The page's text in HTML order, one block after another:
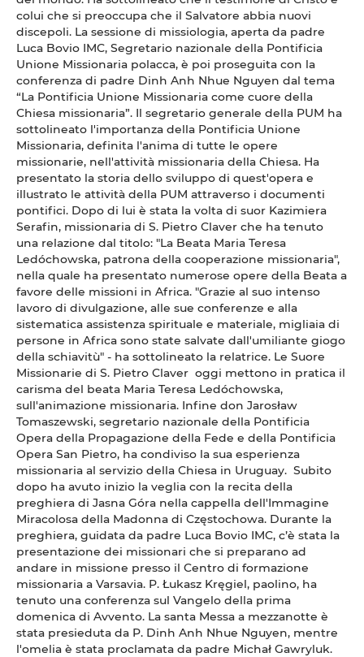
colui che si preoccupa che il Salvatore abbia nuovi
discepoli. La sessione di missiologia, aperta da padre
Luca Bovio IMC, Segretario nazionale della Pontificia
Unione Missionaria polacca, è poi proseguita con la
conferenza di padre Dinh Anh Nhue Nguyen dal tema
“La Pontificia Unione Missionaria come cuore della
Chiesa missionaria”. Il segretario generale della PUM ha
sottolineato l'importanza della Pontificia Unione
Missionaria, definita l'anima di tutte le opere
missionarie, nell'attività missionaria della Chiesa. Ha
presentato la storia dello sviluppo di quest'opera e
illustrato le attività della PUM attraverso i documenti
pontifici. Dopo di lui è stata la volta di suor Kazimiera
Serafin, missionaria di S. Pietro Claver che ha tenuto
una relazione dal titolo: "La Beata Maria Teresa
Ledóchowska, patrona della cooperazione missionaria",
nella quale ha presentato numerose opere della Beata a
favore delle missioni in Africa. "Grazie al suo intenso
lavoro di divulgazione, alle sue conferenze e alla
sistematica assistenza spirituale e materiale, migliaia di
persone in Africa sono state salvate dall'umiliante giogo
della schiavitù" - ha sottolineato la relatrice. Le Suore
Missionarie di S. Pietro Claver oggi mettono in pratica il
carisma del beata Maria Teresa Ledóchowska,
sull'animazione missionaria. Infine don Jarosław
Tomaszewski, segretario nazionale della Pontificia
Opera della Propagazione della Fede e della Pontificia
Opera San Pietro, ha condiviso la sua esperienza
missionaria al servizio della Chiesa in Uruguay. Subito
dopo ha avuto inizio la veglia con la recita della
preghiera di Jasna Góra nella cappella dell'Immagine
Miracolosa della Madonna di Częstochowa. Durante la
preghiera, guidata da padre Luca Bovio IMC, c’è stata la
presentazione dei missionari che si preparano ad
andare in missione presso il Centro di formazione
missionaria a Varsavia. P. Łukasz Kręgiel, paolino, ha
tenuto una conferenza sul Vangelo della prima
domenica di Avvento. La santa Messa a mezzanotte è
stata presieduta da P. Dinh Anh Nhue Nguyen, mentre
l'omelia è stata proclamata da padre Michał Gawryluk.